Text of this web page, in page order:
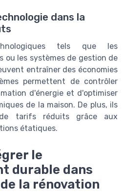
dans la
tels que les
les systèmes de gestion de
entraîner des économies
permettent de contrôler
d'énergie et d'optimiser
de la maison. De plus, ils
tarifs réduits grâce aux
étatiques.
le
durable dans
la rénovation